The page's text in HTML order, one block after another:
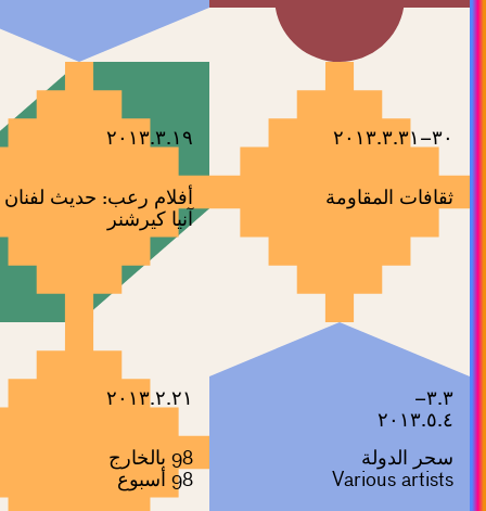
٣٠–٢٠١٣.٣.٣١
ثقافات المقاومة
٢٠١٣.٣.١٩
أفلام رعب: حديث لفنان
آنيا كيرشنر
٣.٣–
٢٠١٣.٥.٤
سحر الدولة
Various artists
٢٠١٣.٢.٢١
98 بالخارج
98 أسبوع